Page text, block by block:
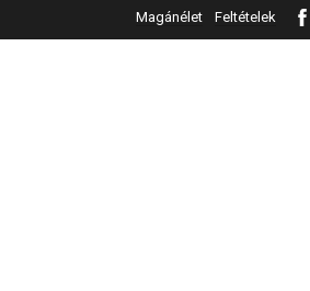
Magánélet Feltételek